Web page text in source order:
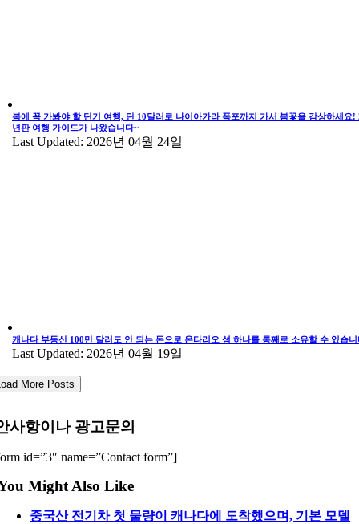
봄에 꼭 가봐야 할 단기 여행, 단 10달러로 나이아가라 폭포까지 가서 봄꽃을 감상하세요!
년판 여행 가이드가 나왔습니다~
Last Updated: 2026년 04월 24일
캐나다 부동산 100만 달러도 안 되는 돈으로 온타리오 섬 하나를 통째로 소유할 수 있습니
Last Updated: 2026년 04월 19일
More Posts
사항이나 광고문의
id=”3″ name=”Contact form”]
Might Also Like
중국산 전기차 첫 물량이 캐나다에 도착했으며, 기본 모델